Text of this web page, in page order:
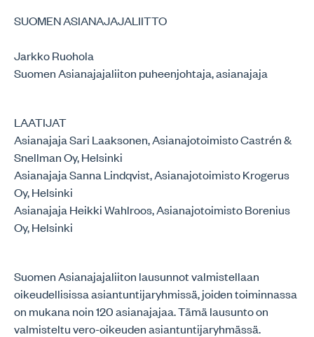
SUOMEN ASIANAJAJALIITTO
Jarkko Ruohola
Suomen Asianajajaliiton puheenjohtaja, asianajaja
LAATIJAT
Asianajaja Sari Laaksonen, Asianajotoimisto Castrén &
Snellman Oy, Helsinki
Asianajaja Sanna Lindqvist, Asianajotoimisto Krogerus
Oy, Helsinki
Asianajaja Heikki Wahlroos, Asianajotoimisto Borenius
Oy, Helsinki
Suomen Asianajajaliiton lausunnot valmistellaan
oikeudellisissa asiantuntijaryhmissä, joiden toiminnassa
on mukana noin 120 asianajajaa. Tämä lausunto on
valmisteltu vero-oikeuden asiantuntijaryhmässä.